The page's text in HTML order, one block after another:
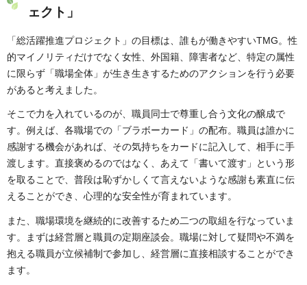
ェクト」
「総活躍推進プロジェクト」の目標は、誰もが働きやすいTMG。性
的マイノリティだけでなく女性、外国籍、障害者など、特定の属性
に限らず「職場全体」が生き生きするためのアクションを行う必要
があると考えました。
そこで力を入れているのが、職員同士で尊重し合う文化の醸成で
す。例えば、各職場での「ブラボーカード」の配布。職員は誰かに
感謝する機会があれば、その気持ちをカードに記入して、相手に手
渡します。直接褒めるのではなく、あえて「書いて渡す」という形
を取ることで、普段は恥ずかしくて言えないような感謝も素直に伝
えることができ、心理的な安全性が育まれています。
また、職場環境を継続的に改善するため二つの取組を行なっていま
す。まずは経営層と職員の定期座談会。職場に対して疑問や不満を
抱える職員が立候補制で参加し、経営層に直接相談することができ
ます。